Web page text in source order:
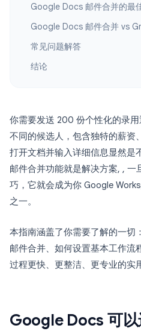
Google Docs 邮件合并的最
Google Docs 邮件合并 vs
常见问题解答
结论
你需要发送 200 份个性化的录
不同的候选人，包含独特的薪资
打开文档并输入详细信息显然是
邮件合并功能就是解决方案, , 一
巧，它就会成为你 Google
之一。
本指南涵盖了你需要了解的一切
邮件合并、如何设置基本工作流
过程更快、更整洁、更专业的实
Google Docs 可